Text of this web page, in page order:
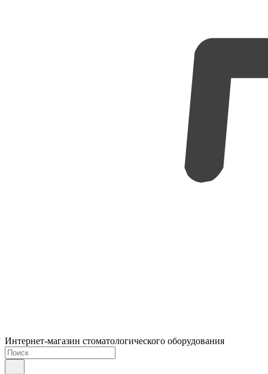
Интернет-магазин стоматологического оборудования